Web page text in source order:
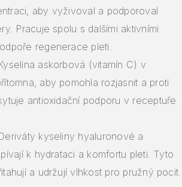
aby vyživoval a podporoval
Pracuje spolu s dalšími aktivními
regenerace pleti.
askorbová (vitamín C) v
aby pomohla rozjasnit a proti
antioxidační podporu v receptuře
kyseliny hyaluronové a
k hydrataci a komfortu pleti. Tyto
a udržují vlhkost pro pružný pocit.